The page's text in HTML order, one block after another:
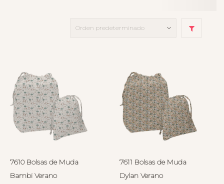
7610 Bolsas de Muda
Bambi Verano
7611 Bolsas de Muda
Dylan Verano